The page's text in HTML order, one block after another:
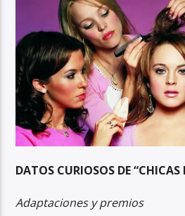
DATOS CURIOSOS DE “CHICAS
Adaptaciones y premios